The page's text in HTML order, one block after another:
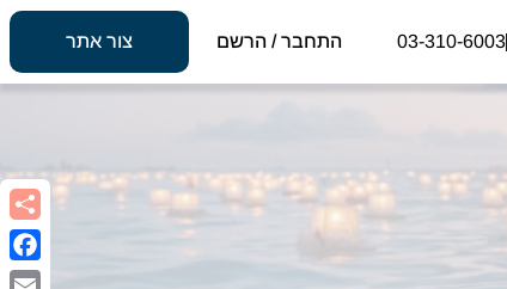
03-310-6003 התחבר / הרשם צור אתר